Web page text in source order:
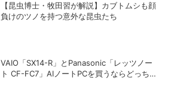
【昆虫博士・牧田習が解説】カブトムシも顔
負けのツノを持つ意外な昆虫たち
VAIO「SX14-R」とPanasonic「レッツノー
ト CF-FC7」AIノートPCを買うならどっち